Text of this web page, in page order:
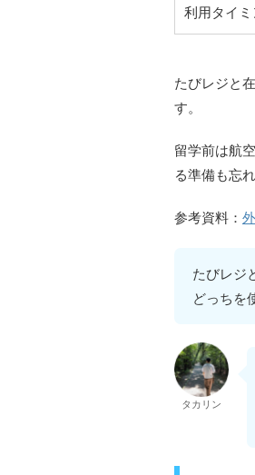
利用タイ
たびレジと
す。
留学前は航
る準備も忘
参考資料：
たびレジ
どっちを
タカリン